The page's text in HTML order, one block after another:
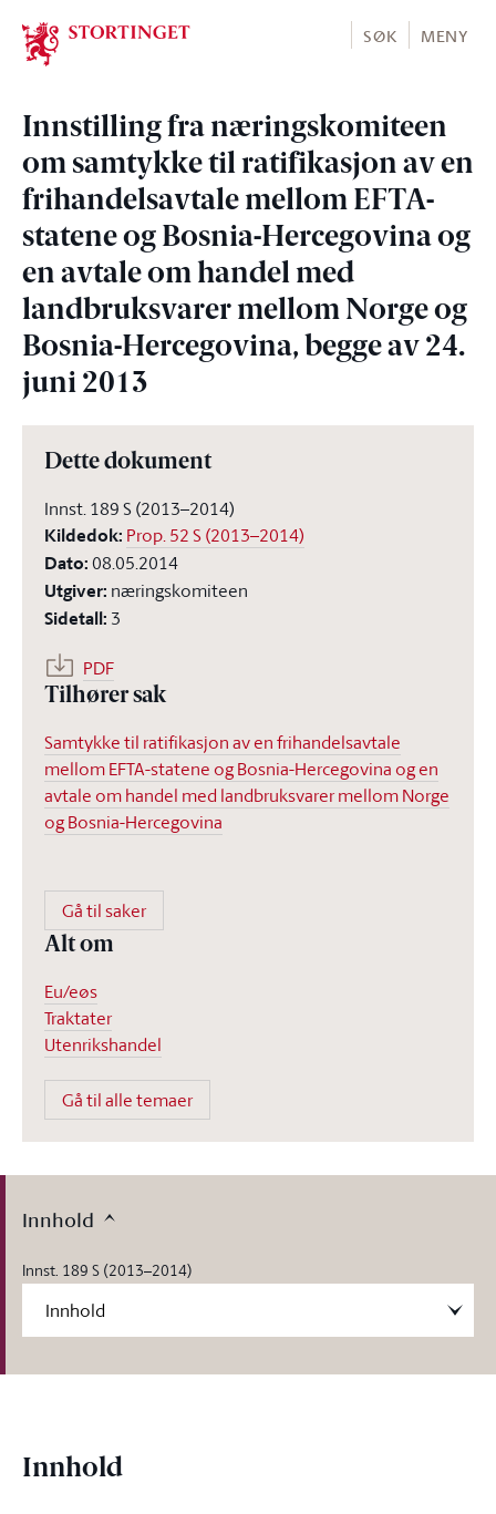
Stortinget.no
SØK MENY
Innstilling fra næringskomiteen
om samtykke til ratifikasjon av en
frihandelsavtale mellom EFTA-
statene og Bosnia-Hercegovina og
en avtale om handel med
landbruksvarer mellom Norge og
Bosnia-Hercegovina, begge av 24.
juni 2013
Dette dokument
Innst. 189 S (2013–2014)
Kildedok: Prop. 52 S (2013–2014)
Dato:08.05.2014
Utgiver: næringskomiteen
Sidetall: 3
PDF
Tilhører sak
Samtykke til ratifikasjon av en frihandelsavtale
mellom EFTA-statene og Bosnia-Hercegovina og en
avtale om handel med landbruksvarer mellom Norge
og Bosnia-Hercegovina
Gå til saker
Alt om
Eu/eøs
Traktater
Utenrikshandel
Gå til alle temaer
Innhold
Innst. 189 S (2013–2014)
Innhold